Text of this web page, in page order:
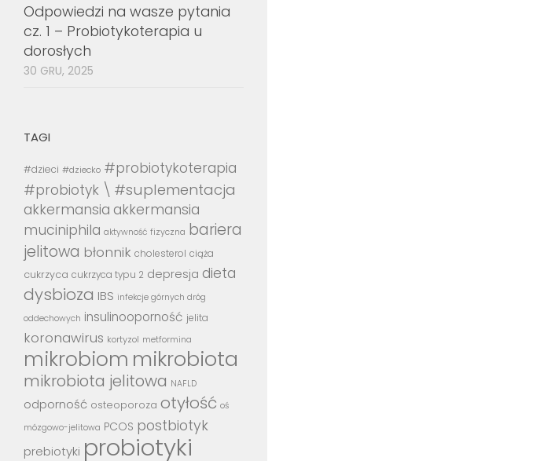
Odpowiedzi na wasze pytania
cz. 1 – Probiotykoterapia u
dorosłych
30 GRU, 2025
TAGI
#dzieci #dziecko #probiotykoterapia
#probiotyk \ #suplementacja
akkermansia akkermansia
muciniphila aktywność fizyczna bariera
jelitowa błonnik cholesterol ciąża
cukrzyca cukrzyca typu 2 depresja dieta
dysbioza IBS infekcje górnych dróg
oddechowych insulinooporność jelita
koronawirus kortyzol metformina
mikrobiom mikrobiota
mikrobiota jelitowa NAFLD
odporność osteoporoza otyłość oś
mózgowo-jelitowa PCOS postbiotyk
prebiotyki probiotyki